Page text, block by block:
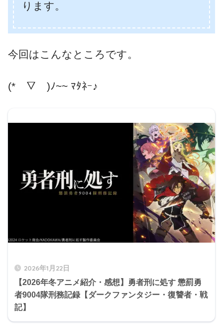
ります。
今回はこんなところです。
(*￣▽￣)ﾉ~~ ﾏﾀﾈｰ♪
2026年1月22日
【2026年冬アニメ紹介・感想】勇者刑に処す 懲罰勇
者9004隊刑務記録【ダークファンタジー・復讐者・戦
記】